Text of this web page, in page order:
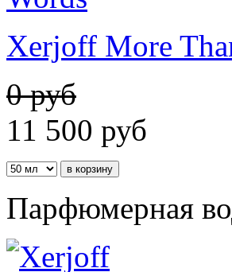
Xerjoff More
0 руб
11 500 руб
Парфюмерная